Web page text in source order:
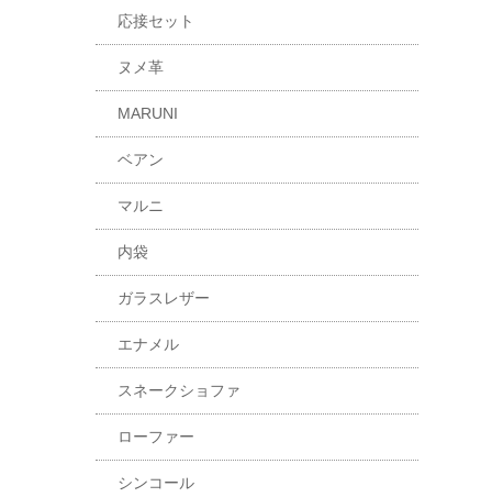
応接セット
ヌメ革
MARUNI
ベアン
マルニ
内袋
ガラスレザー
エナメル
スネークショファ
ローファー
シンコール